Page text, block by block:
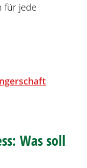
für jede
Was soll